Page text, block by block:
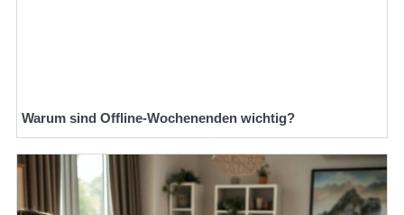
Warum sind Offline-Wochenenden wichtig?